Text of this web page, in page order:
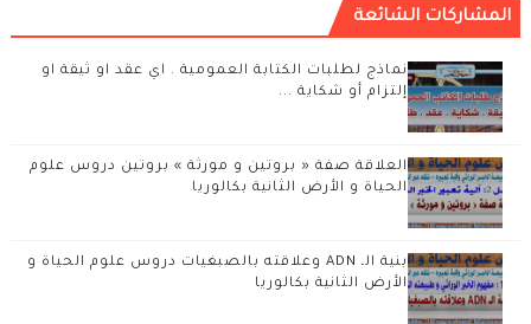
المشاركات الشائعة
نماذج لطلبات الكتابة العمومية . اي عقد او ثيقة او
إلتزام أو شكاية ...
العلاقة صفة « بروتين و مورثة » بروتين دروس علوم
الحياة و الأرض الثانية بكالوريا
بنية الـ ADN وعلاقته بالصبغيات دروس علوم الحياة و
الأرض الثانية بكالوريا